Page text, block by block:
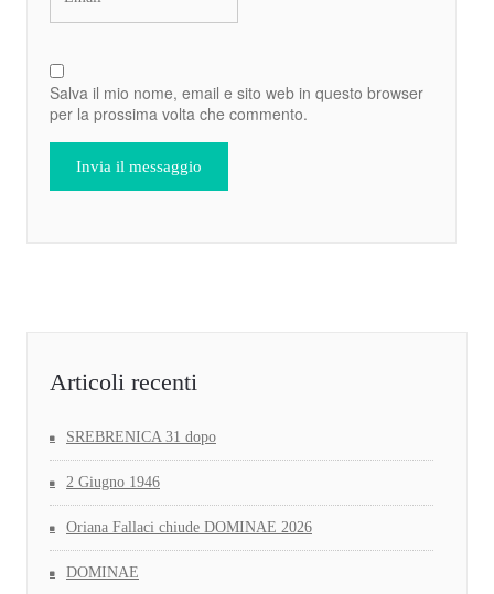
Salva il mio nome, email e sito web in questo browser
per la prossima volta che commento.
Articoli recenti
SREBRENICA 31 dopo
2 Giugno 1946
Oriana Fallaci chiude DOMINAE 2026
DOMINAE